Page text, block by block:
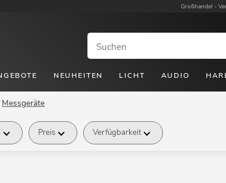
Großhandel -
NEUHEITEN LICHT AUDIO
Messgeräte
Preis Verfügbarkeit